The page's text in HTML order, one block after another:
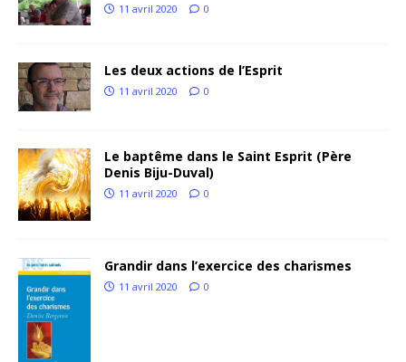
11 avril 2020 0
Les deux actions de l’Esprit
11 avril 2020 0
Le baptême dans le Saint Esprit (Père
Denis Biju-Duval)
11 avril 2020 0
Grandir dans l’exercice des charismes
11 avril 2020 0